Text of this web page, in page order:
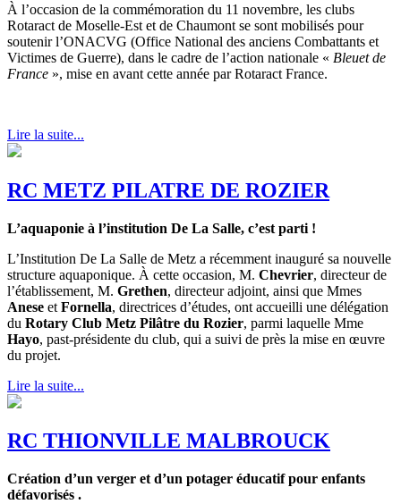
À l’occasion de la commémoration du 11 novembre, les clubs
Rotaract de Moselle-Est et de Chaumont se sont mobilisés pour
soutenir l’ONACVG (Office National des anciens Combattants et
Victimes de Guerre), dans le cadre de l’action nationale « Bleuet de
France », mise en avant cette année par Rotaract France.
Lire la suite...
RC METZ PILATRE DE ROZIER
L’aquaponie à l’institution De La Salle, c’est parti !
L’Institution De La Salle de Metz a récemment inauguré sa nouvelle
structure aquaponique. À cette occasion, M. Chevrier, directeur de
l’établissement, M. Grethen, directeur adjoint, ainsi que Mmes
Anese et Fornella, directrices d’études, ont accueilli une délégation
du Rotary Club Metz Pilâtre du Rozier, parmi laquelle Mme
Hayo, past-présidente du club, qui a suivi de près la mise en œuvre
du projet.
Lire la suite...
RC THIONVILLE MALBROUCK
Création d’un verger et d’un potager éducatif pour enfants
défavorisés .